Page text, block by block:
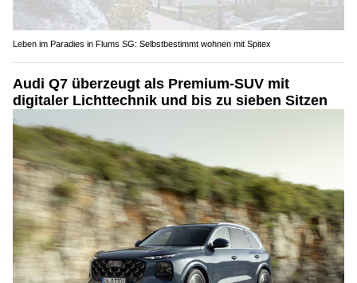
Leben im Paradies in Flums SG: Selbstbestimmt wohnen mit Spitex
Audi Q7 überzeugt als Premium-SUV mit
digitaler Lichttechnik und bis zu sieben Sitzen